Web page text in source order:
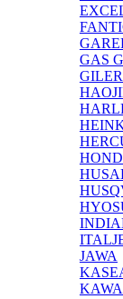
GAS
JAWA